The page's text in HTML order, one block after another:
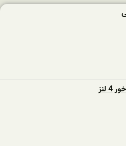
لنز